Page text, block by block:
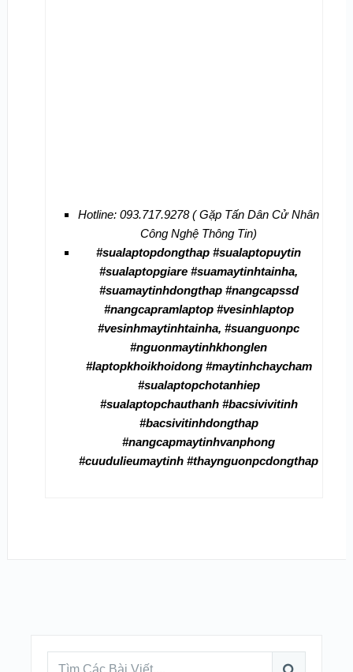
Hotline: 093.717.9278 ( Gặp Tấn Dân Cử Nhân
Công Nghệ Thông Tin)
#sualaptopdongthap #sualaptopuytin
#sualaptopgiare #suamaytinhtainha,
#suamaytinhdongthap #nangcapssd
#nangcapramlaptop #vesinhlaptop
#vesinhmaytinhtainha, #suanguonpc
#nguonmaytinhkhonglen
#laptopkhoikhoidong #maytinhchaycham
#sualaptopchotanhiep
#sualaptopchauthanh #bacsivivitinh
#bacsivitinhdongthap
#nangcapmaytinhvanphong
#cuudulieumaytinh #thaynguonpcdongthap